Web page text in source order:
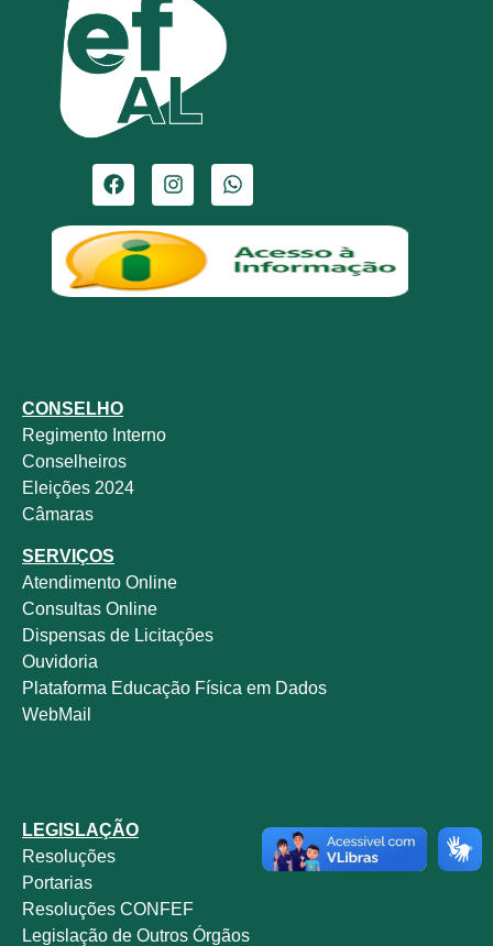
CONSELHO
Regimento Interno
Conselheiros
Eleições 2024
Câmaras
SERVIÇOS
Atendimento Online
Consultas Online
Dispensas de Licitações
Ouvidoria
Plataforma Educação Física em Dados
WebMail
LEGISLAÇÃO
Resoluções
Portarias
Resoluções CONFEF
Legislação de Outros Órgãos